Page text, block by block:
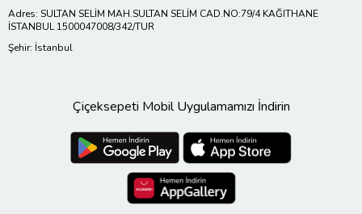
Adres: SULTAN SELİM MAH.SULTAN SELİM CAD.NO:79/4 KAĞITHANE
İSTANBUL 1500047008/342/TUR
Şehir: İstanbul
Çiçeksepeti Mobil Uygulamamızı İndirin